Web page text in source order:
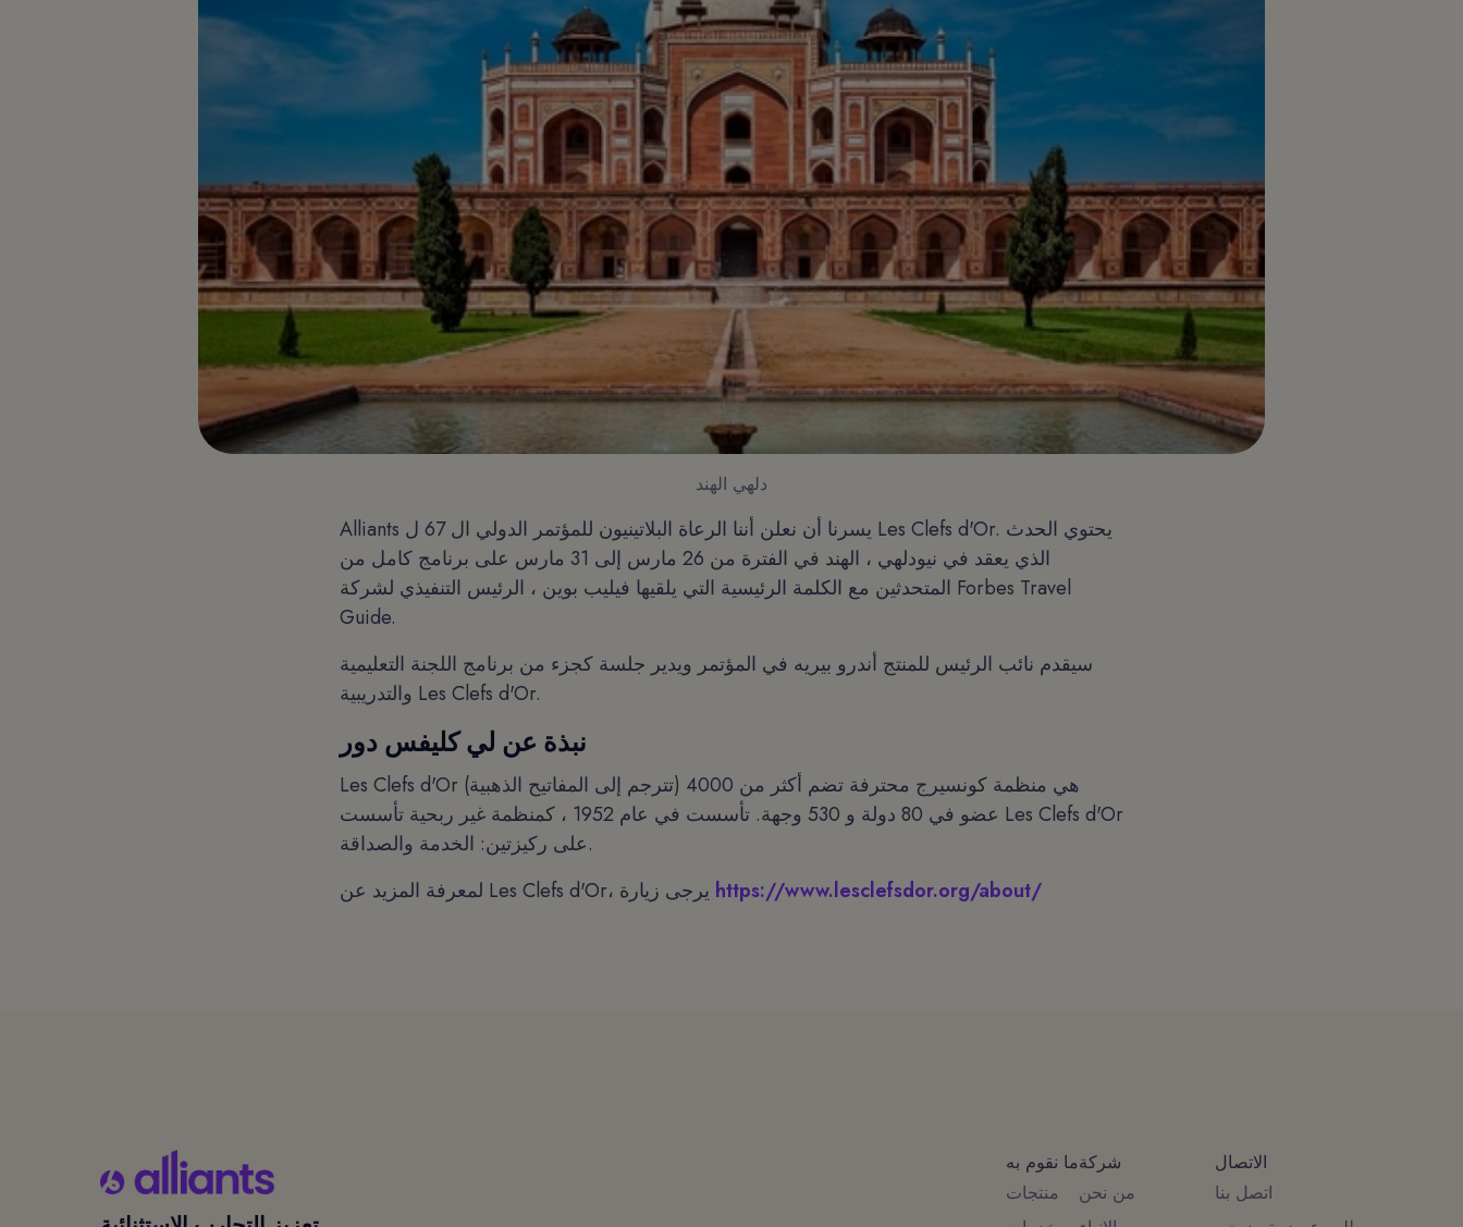
دلهي الهند
Alliants يسرنا أن نعلن أننا الرعاة البلاتينيون للمؤتمر الدولي ال 67 ل Les Clefs d'Or. يحتوي الحدث
الذي يعقد في نيودلهي ، الهند في الفترة من 26 مارس إلى 31 مارس على برنامج كامل من
المتحدثين مع الكلمة الرئيسية التي يلقيها فيليب بوين ، الرئيس التنفيذي لشركة Forbes Travel
Guide.
سيقدم نائب الرئيس للمنتج أندرو بيريه في المؤتمر ويدير جلسة كجزء من برنامج اللجنة التعليمية
والتدريبية Les Clefs d'Or.
نبذة عن لي كليفس دور
Les Clefs d'Or (تترجم إلى المفاتيح الذهبية) هي منظمة كونسيرج محترفة تضم أكثر من 4000
عضو في 80 دولة و 530 وجهة. تأسست في عام 1952 ، كمنظمة غير ربحية تأسست Les Clefs d'Or
على ركيزتين: الخدمة والصداقة.
https://www.lesclefsdor.org/about/
ما نقوم به
منتجات
شركة
من نحن
الاتصال
اتصل بنا